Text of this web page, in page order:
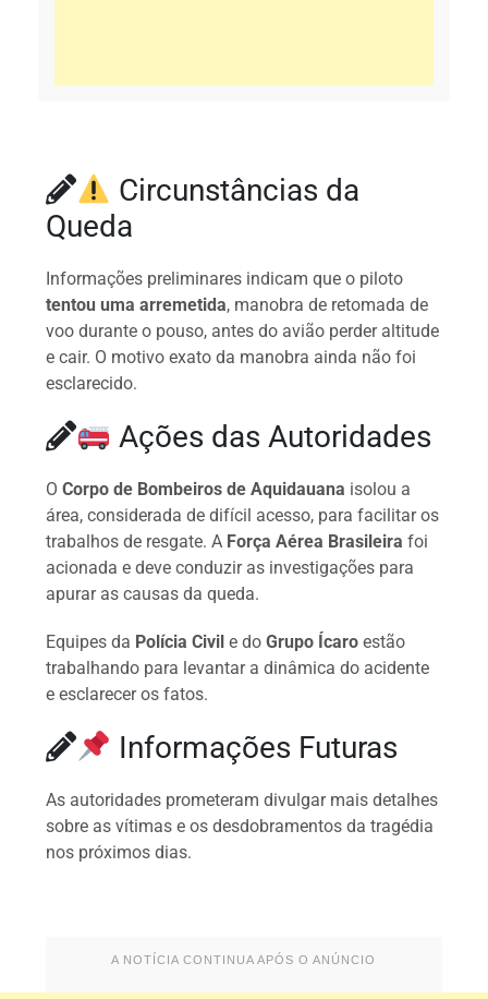
Circunstâncias da
Queda
Informações preliminares indicam que o piloto
tentou uma arremetida, manobra de retomada de
voo durante o pouso, antes do avião perder altitude
e cair. O motivo exato da manobra ainda não foi
esclarecido.
Ações das Autoridades
OCorpo de Bombeiros de Aquidauana isolou a
área, considerada de difícil acesso, para facilitar os
trabalhos de resgate. A Força Aérea Brasileira foi
acionada e deve conduzir as investigações para
apurar as causas da queda.
Equipes da Polícia Civil e doGrupo Ícaro estão
trabalhando para levantar a dinâmica do acidente
e esclarecer os fatos.
Informações Futuras
As autoridades prometeram divulgar mais detalhes
sobre as vítimas e os desdobramentos da tragédia
nos próximos dias.
A NOTÍCIA CONTINUA APÓS O ANÚNCIO